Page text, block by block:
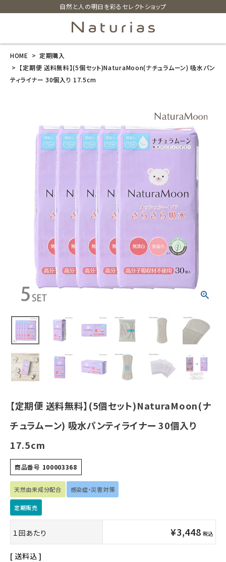
自然と人の明日を彩るセレクトショップ
search
【定期便 送料
無料】(5個セッ
ト)NaturaMoo
n(ナチュラムー
ン) 吸水パンテ
ィライナー 30
ホーム
新商品
カテゴリーから探す
美容・コスメ・香水
フェムケア
インナー・下着・ナイトウェア
キッズ・ベビー・マタニティ
キッチン用品
フード・ドリンク
HOME
定期購入
【定期便 送料無料】(5個セット)NaturaMoon(ナチュラムーン) 吸水パン
ティライナー 30個入り 17.5cm
【定期便 送料無料】(5個セット)NaturaMoon(ナ
チュラムーン) 吸水パンティライナー 30個入り
17.5cm
商品番号 100003368
天然由来成分配合 感染症・災害対策
定期販売
１回あたり ¥3,448 税込
送料込